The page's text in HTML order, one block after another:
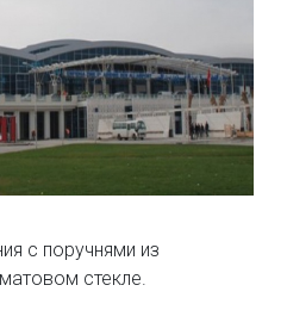
с поручнями из
стекле.